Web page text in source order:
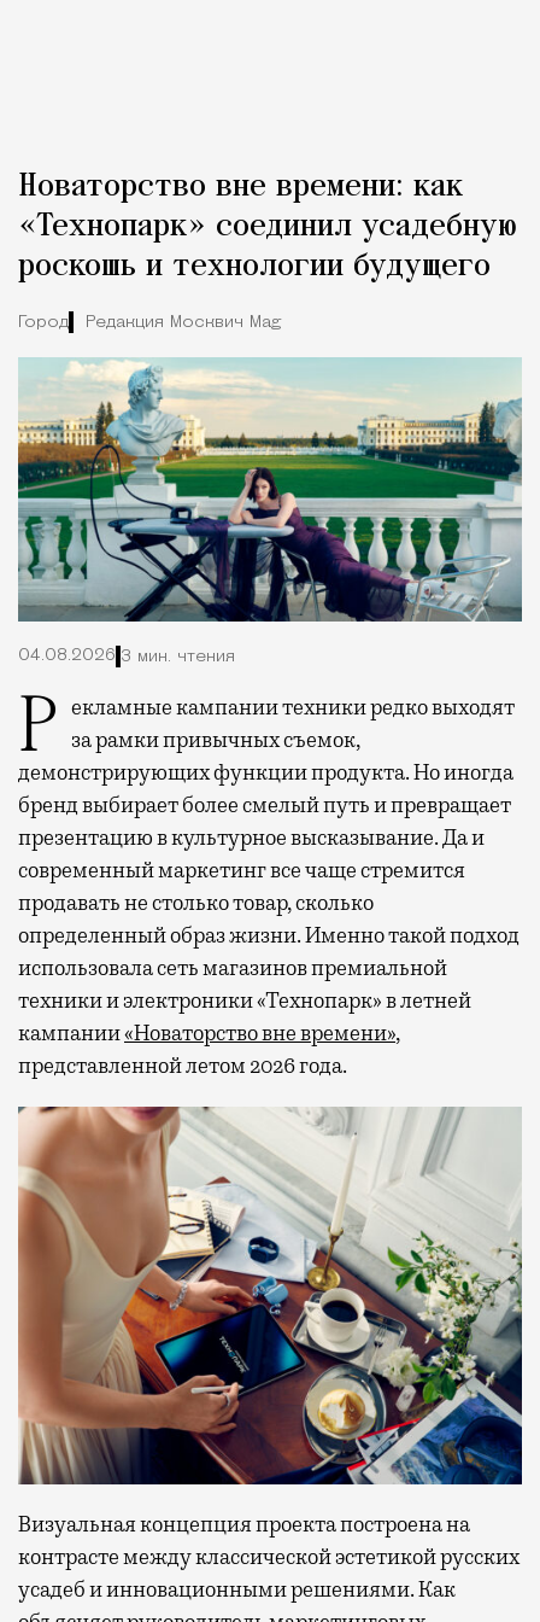
Новаторство вне времени: как
«Технопарк» соединил усадебную
роскошь и технологии будущего
Город Редакция Москвич Mag
04.08.2026 3 мин. чтения
Рекламные кампании техники редко выходят
за рамки привычных съемок,
демонстрирующих функции продукта. Но иногда
бренд выбирает более смелый путь и превращает
презентацию в культурное высказывание. Да и
современный маркетинг все чаще стремится
продавать не столько товар, сколько
определенный образ жизни. Именно такой подход
использовала сеть магазинов премиальной
техники и электроники «Технопарк» в летней
кампании«Новаторство вне времени»,
представленной летом 2026 года.
Визуальная концепция проекта построена на
контрасте между классической эстетикой русских
усадеб и инновационными решениями. Как